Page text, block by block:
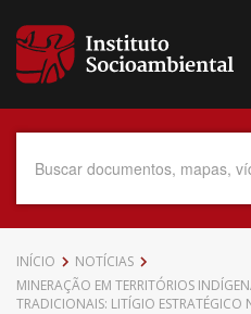
para
conteúdo
Data do Documento
INÍCIO
NOTÍCIAS
MINERAÇÃO EM TERRITÓRIOS
TRADICIONAIS: LITÍGIO ESTRATÉGICO